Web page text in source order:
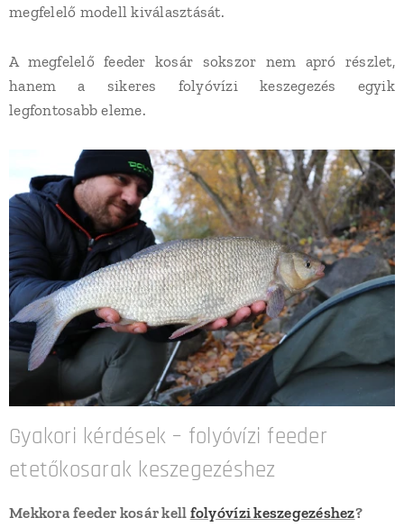
megfelelő modell kiválasztását.
A megfelelő feeder kosár sokszor nem apró részlet,
hanem a sikeres folyóvízi keszegezés egyik
legfontosabb eleme.
Gyakori kérdések – folyóvízi feeder
etetőkosarak keszegezéshez
Mekkora feeder kosár kell folyóvízi keszegezéshez?